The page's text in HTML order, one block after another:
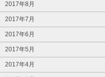
2017年8月
2017年7月
2017年6月
2017年5月
2017年4月